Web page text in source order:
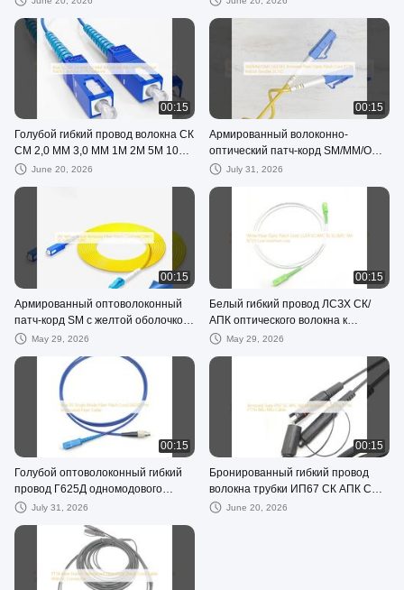
00:15
Голубой гибкий провод волокна СК
СМ 2,0 ММ 3,0 ММ 1М 2М 5М 10М
Бронированный для сети ФТТН
June 20, 2026
00:15
Армированный волоконно-
оптический патч-корд SM/MM/OM3
G657A2 FTTH для использования
July 31, 2026
00:15
Армированный оптоволоконный
патч-корд SM с желтой оболочкой
HXCOWO SC/UPC-LC/UPC
May 29, 2026
00:15
Белый гибкий провод ЛСЗХ СК/
АПК оптического волокна к
вносимой потере СК/АПК СМ
May 29, 2026
00:15
Голубой оптоволоконный гибкий
провод Г625Д одномодового
волокна СС Пре прекращенный
July 31, 2026
00:15
Бронированный гибкий провод
волокна трубки ИП67 СК АПК СМ
для кабеля ФТТА ФТТХ ББУ РРУ
June 20, 2026